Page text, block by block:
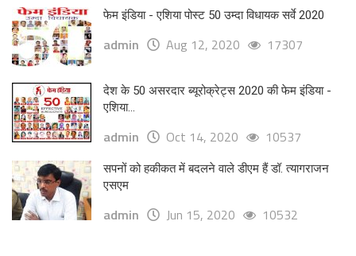
फेम इंडिया - एशिया पोस्ट 50 उम्दा विधायक सर्वे 2020
admin Aug 12, 2020 17307
देश के 50 असरदार ब्यूरोक्रेट्स 2020 की फेम इंडिया -
एशिया...
admin Oct 14, 2020 10537
सपनों को हकीकत में बदलने वाले डीएम हैं डॉ. त्यागराजन
एसएम
admin Jun 15, 2020 10532